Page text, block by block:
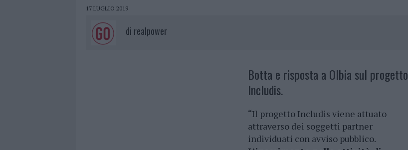
17 LUGLIO 2019
di realpower
Botta e risposta a Olbia sul progetto
Includis.
“Il progetto Includis viene attuato
attraverso dei soggetti partner
individuati con avviso pubblico.